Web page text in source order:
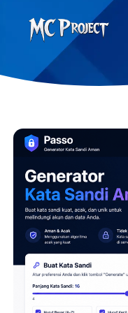
Project
Store
उत्पाद
फ्रीलांस
सेवाएँ